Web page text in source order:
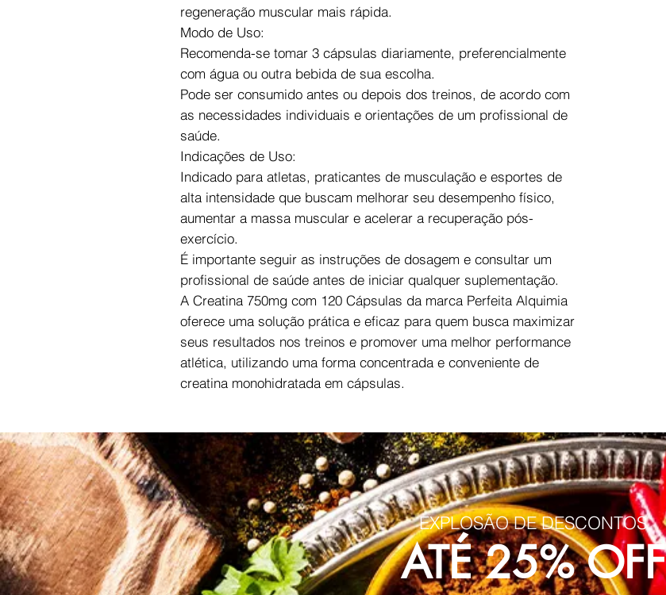
regeneração muscular mais rápida.
Modo de Uso:
Recomenda-se tomar 3 cápsulas diariamente, preferencialmente
com água ou outra bebida de sua escolha.
Pode ser consumido antes ou depois dos treinos, de acordo com
as necessidades individuais e orientações de um profissional de
saúde.
Indicações de Uso:
Indicado para atletas, praticantes de musculação e esportes de
alta intensidade que buscam melhorar seu desempenho físico,
aumentar a massa muscular e acelerar a recuperação pós-
exercício.
É importante seguir as instruções de dosagem e consultar um
profissional de saúde antes de iniciar qualquer suplementação.
A Creatina 750mg com 120 Cápsulas da marca Perfeita Alquimia
oferece uma solução prática e eficaz para quem busca maximizar
seus resultados nos treinos e promover uma melhor performance
atlética, utilizando uma forma concentrada e conveniente de
creatina monohidratada em cápsulas.
EXPLOSÃO DE DESCONTOS
ATÉ 25% OFF